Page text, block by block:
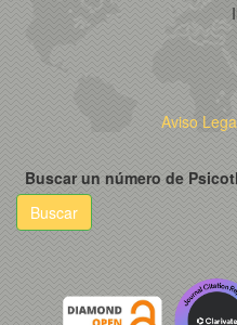
Aviso
Buscar un número de
Buscar